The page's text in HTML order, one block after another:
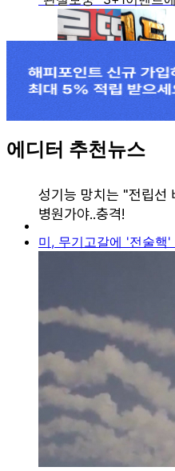
에디터 추천뉴스
미, 무기고갈에 '전술